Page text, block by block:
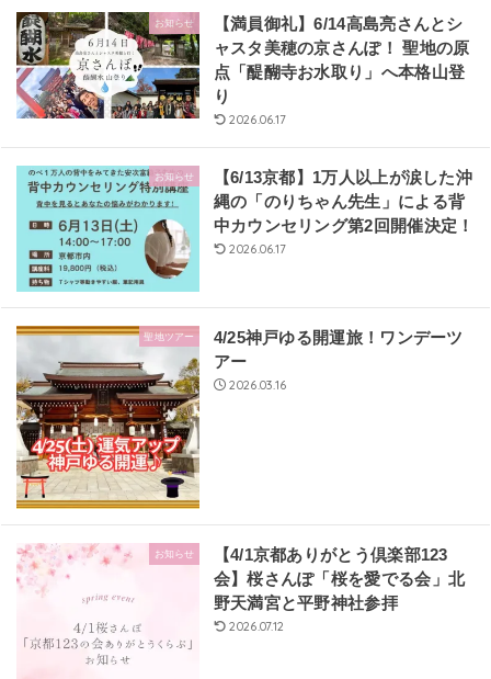
お知らせ
【満員御礼】6/14高島亮さんとシ
ャスタ美穂の京さんぽ！ 聖地の原
点「醍醐寺お水取り」へ本格山登
り
2026.06.17
お知らせ
【6/13京都】1万人以上が涙した沖
縄の「のりちゃん先生」による背
中カウンセリング第2回開催決定！
2026.06.17
聖地ツアー
4/25神戸ゆる開運旅！ワンデーツ
アー
2026.03.16
お知らせ
【4/1京都ありがとう倶楽部123
会】桜さんぽ「桜を愛でる会」北
野天満宮と平野神社参拝
2026.07.12